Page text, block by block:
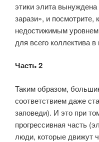
этики элита
зарази», и посмотрите,
недостижимым
для всего коллектива
Часть 2
Таким образом,
соответствием даже
заповеди). И это при
прогрессивная часть
люди, которые движут